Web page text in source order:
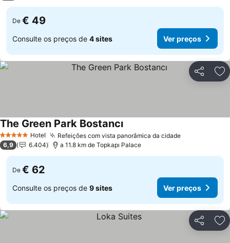
De € 49
Consulte os preços de 4 sites Ver preços
Partilhar
5 Estrelas Hotel Refeições com vista panorâmica da cidade
The Green Park Bostancı
6,9 6.404 a 11.8 km de Topkapı Palace
De € 62
Consulte os preços de 9 sites Ver preços
Partilhar